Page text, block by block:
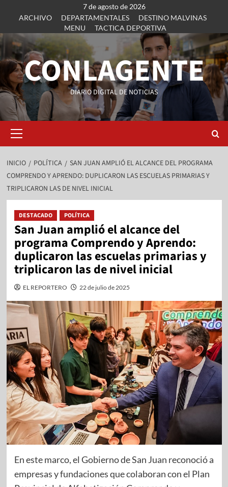
7 de agosto de 2026
ARCHIVO
DEPARTAMENTALES
DESTINO MALVINAS
MENU
TACTICA DEPORTIVA
CONLAGENTE
DIARIO DIGITAL DE NOTICIAS
INICIO POLÍTICA
SAN JUAN AMPLIÓ EL ALCANCE DEL PROGRAMA
COMPRENDO Y APRENDO: DUPLICARON LAS ESCUELAS PRIMARIAS Y
TRIPLICARON LAS DE NIVEL INICIAL
DESTACADO POLÍTICA
San Juan amplió el alcance del
programa Comprendo y Aprendo:
duplicaron las escuelas primarias y
triplicaron las de nivel inicial
EL REPORTERO 22 de julio de 2025
En este marco, el Gobierno de San Juan reconoció a
empresas y fundaciones que colaboran con el Plan